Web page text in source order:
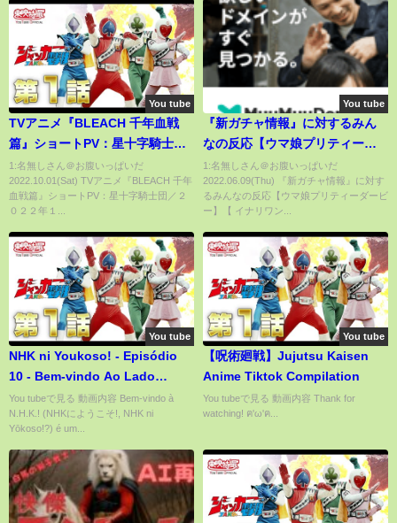
You tube
TVアニメ『BLEACH 千年血戦
篇』ショートPV：星十字騎士団
／２０２２年１０月１０日テレ
ビ東京系列ほかにて放送開始
1:名無しさん＠お腹いっぱいだ
2022.10.01(Sat) TVアニメ『BLEACH 千年
血戦篇』ショートPV：星十字騎士団／２
０２２年１...
You tube
『新ガチャ情報』に対するみん
なの反応【ウマ娘プリティーダ
ービー】【 イナリワン & アドマ
イヤベガ & サクラチヨノオー
etc. 】
1:名無しさん＠お腹いっぱいだ
2022.06.09(Thu) 『新ガチャ情報』に対す
るみんなの反応【ウマ娘プリティーダービ
ー】【 イナリワン...
You tube
NHK ni Youkoso! - Episódio
10 - Bem-vindo Ao Lado
Negro!
You tubeで見る 動画内容 Bem-vindo à
N.H.K.! (NHKにようこそ!, NHK ni
Yōkoso!?) é um...
You tube
【呪術廻戦】Jujutsu Kaisen
Anime Tiktok Compilation
You tubeで見る 動画内容 Thank for
watching! ฅ'ω'ฅ...